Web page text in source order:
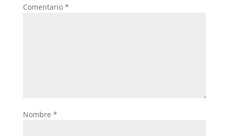
Comentario *
Nombre *